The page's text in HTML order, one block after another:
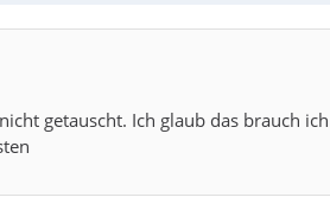
getauscht. Ich glaub das brauch